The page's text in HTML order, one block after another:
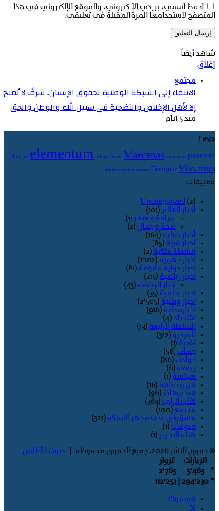
احفظ اسمي، بريدي الإلكتروني، والموقع الإلكتروني في هذا
المتصفح لاستخدامها المرة المقبلة في تعليقي.
شاهد أيضاً
إغلاق
مجتمع
الانتماء إلى الشبكة الوطنية لحقوق الإنسان.. شرفٌ لا يُمنح
إلا لأهل الإخلاص والتضحية في سبيل الله والوطن والحق
منذ 5 أيام
Tags
aliquam elementum interpretaris Maecenas mea nam posuere
reprehendunt tantas Tempor Vivamus
تصنيفات
Uncategorized (2)
أخبار العالم (101)
سياحة و سفر (1)
صحة و جمال (2)
أخبار دولية (164)
أخبار فنية (85)
أنشطة ملكية (2)
اخبار جهوية (1٬102)
اخبار دولية متنوعة (81)
اخبار رياضية (215)
اخبار الرياضة (43)
اخبار عالمية (35)
اخبار وطنية (2٬505)
اخبارمحلية (916)
اقتصاد (4)
السلطة الرابعة (13)
الفيديو (312)
تقنية (1)
جهات (56)
حوادث (86)
رياضة (6)
سياسة (1)
فن و ثقافة (16)
فيديوهات (96)
كتاب الراي (363)
مجتمع (100)
مسؤولين تحت مجهر الشبكة (321)
منوعات (1)
هيئة التحرير (1)
© حقوق النشر 2026، جميع الحقوق محفوظة |
صوت الأطلس
الزيارات
الزوار
*
5٬463
2٬765
* 294٬230
فيسبوك
‫X